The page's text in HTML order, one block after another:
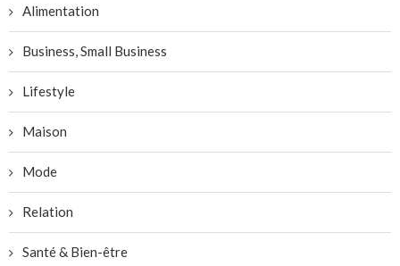
Alimentation
Business, Small Business
Lifestyle
Maison
Mode
Relation
Santé & Bien-être